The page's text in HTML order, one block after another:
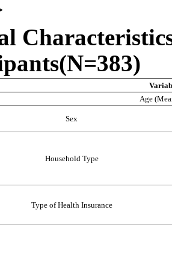
Age
Sex
Household Type
Type of Health Insurance